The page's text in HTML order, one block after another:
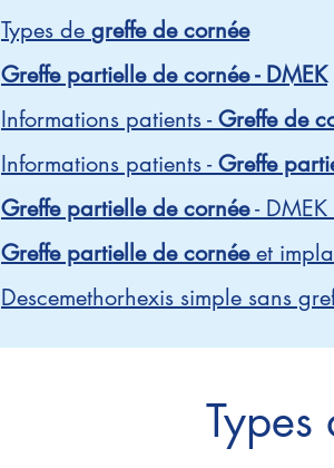
Types de greffe de cornée
Greffe partielle de cornée - DMEK
Informations patients -Greffe de
Informations patients -Greffe
Greffe partielle de cornée- DMEK
Greffe partielle de cornéeet
Descemethorhexis simple sans